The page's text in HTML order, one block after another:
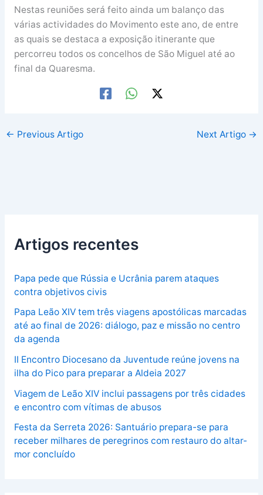
Nestas reuniões será feito ainda um balanço das
várias actividades do Movimento este ano, de entre
as quais se destaca a exposição itinerante que
percorreu todos os concelhos de São Miguel até ao
final da Quaresma.
← Previous Artigo Next Artigo →
Artigos recentes
Papa pede que Rússia e Ucrânia parem ataques
contra objetivos civis
Papa Leão XIV tem três viagens apostólicas marcadas
até ao final de 2026: diálogo, paz e missão no centro
da agenda
II Encontro Diocesano da Juventude reúne jovens na
ilha do Pico para preparar a Aldeia 2027
Viagem de Leão XIV inclui passagens por três cidades
e encontro com vítimas de abusos
Festa da Serreta 2026: Santuário prepara-se para
receber milhares de peregrinos com restauro do altar-
mor concluído